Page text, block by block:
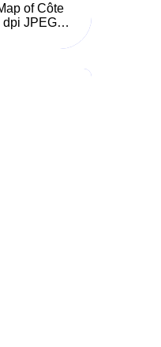
of Côte
dpi JPEG…